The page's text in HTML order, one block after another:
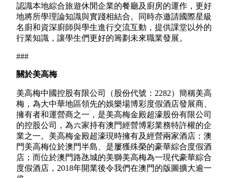
認識本地綜合旅遊休閒企業的餐廳及廚房的運作，更好
地將所學理論知識與實踐相結合。同時亦邀請國際星級
名廚和資深廚師與學生進行交流互動，提供課堂以外的
行業知識，讓學生們更好的籌劃未來職業發展。
###
關於美高梅
美高梅中國控股有限公司（股份代號：2282）簡稱美高
梅，為大中華地區領先的娛樂場博彩度假酒店發展商、
擁有者和運營商之一，是美高梅金殿超濠股份有限公司
的控股公司，為六家持有澳門經營博彩業務特許權的企
業之一。美高梅金殿超濠現時擁有及經營兩家酒店：澳
門美高梅位於澳門半島、是屢獲殊榮的豪華綜合度假酒
店；而位於澳門路氹城的美獅美高梅為一現代豪華綜合
度假酒店，2018年開業後令我們在澳門的版圖擴大逾一